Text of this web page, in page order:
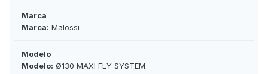
Marca
Marca: Malossi
Modelo
Modelo: Ø130 MAXI FLY SYSTEM